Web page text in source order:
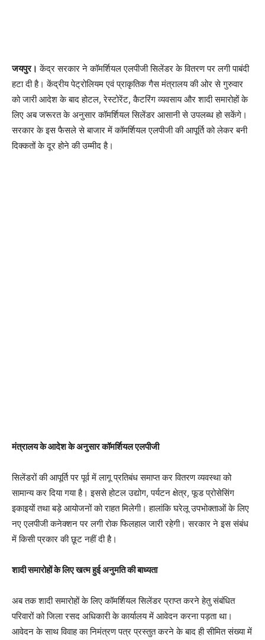
जयपुर। केंद्र सरकार ने कॉमर्शियल एलपीजी सिलेंडर के वितरण पर लगी पाबंदी
हटा दी है। केंद्रीय पेट्रोलियम एवं प्राकृतिक गैस मंत्रालय की ओर से गुरुवार
को जारी आदेश के बाद होटल, रेस्टोरेंट, कैटरिंग व्यवसाय और शादी समारोहों के
लिए अब जरूरत के अनुसार कॉमर्शियल सिलेंडर आसानी से उपलब्ध हो सकेंगे।
सरकार के इस फैसले से बाजार में कॉमर्शियल एलपीजी की आपूर्ति को लेकर बनी
दिक्कतों के दूर होने की उम्मीद है।
मंत्रालय के आदेश के अनुसार कॉमर्शियल एलपीजी
सिलेंडरों की आपूर्ति पर पूर्व में लागू प्रतिबंध समाप्त कर वितरण व्यवस्था को
सामान्य कर दिया गया है। इससे होटल उद्योग, पर्यटन क्षेत्र, फूड प्रोसेसिंग
इकाइयों तथा बड़े आयोजनों को राहत मिलेगी। हालांकि घरेलू उपभोक्ताओं के लिए
नए एलपीजी कनेक्शन पर लगी रोक फिलहाल जारी रहेगी। सरकार ने इस संबंध
में किसी प्रकार की छूट नहीं दी है।
शादी समारोहों के लिए खत्म हुई अनुमति की बाध्यता
अब तक शादी समारोहों के लिए कॉमर्शियल सिलेंडर प्राप्त करने हेतु संबंधित
परिवारों को जिला रसद अधिकारी के कार्यालय में आवेदन करना पड़ता था।
आवेदन के साथ विवाह का निमंत्रण पत्र प्रस्तुत करने के बाद ही सीमित संख्या में